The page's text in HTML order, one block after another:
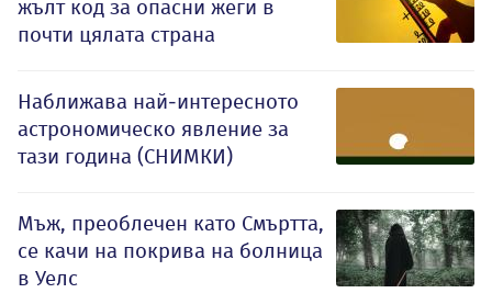
жълт код за опасни жеги в
почти цялата страна
Наближава най-интересното
астрономическо явление за
тази година (СНИМКИ)
Мъж, преоблечен като Смъртта,
се качи на покрива на болница
в Уелс